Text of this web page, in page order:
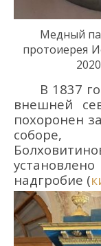
Медный
протоиерея
В 1837
внешней
похоронен
соборе,
надгробие (